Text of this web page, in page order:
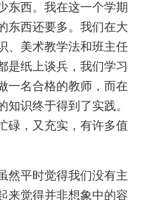
东西。我在这一个学期
东西还要多。我们在大
、美术教学法和班主任
是纸上谈兵，我们学习
一名合格的教师，而在
识终于得到了实践。
碌，又充实，有许多值
平时觉得我们没有主
来觉得并非想象中的容